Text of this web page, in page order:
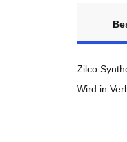
Zilco
Wird in